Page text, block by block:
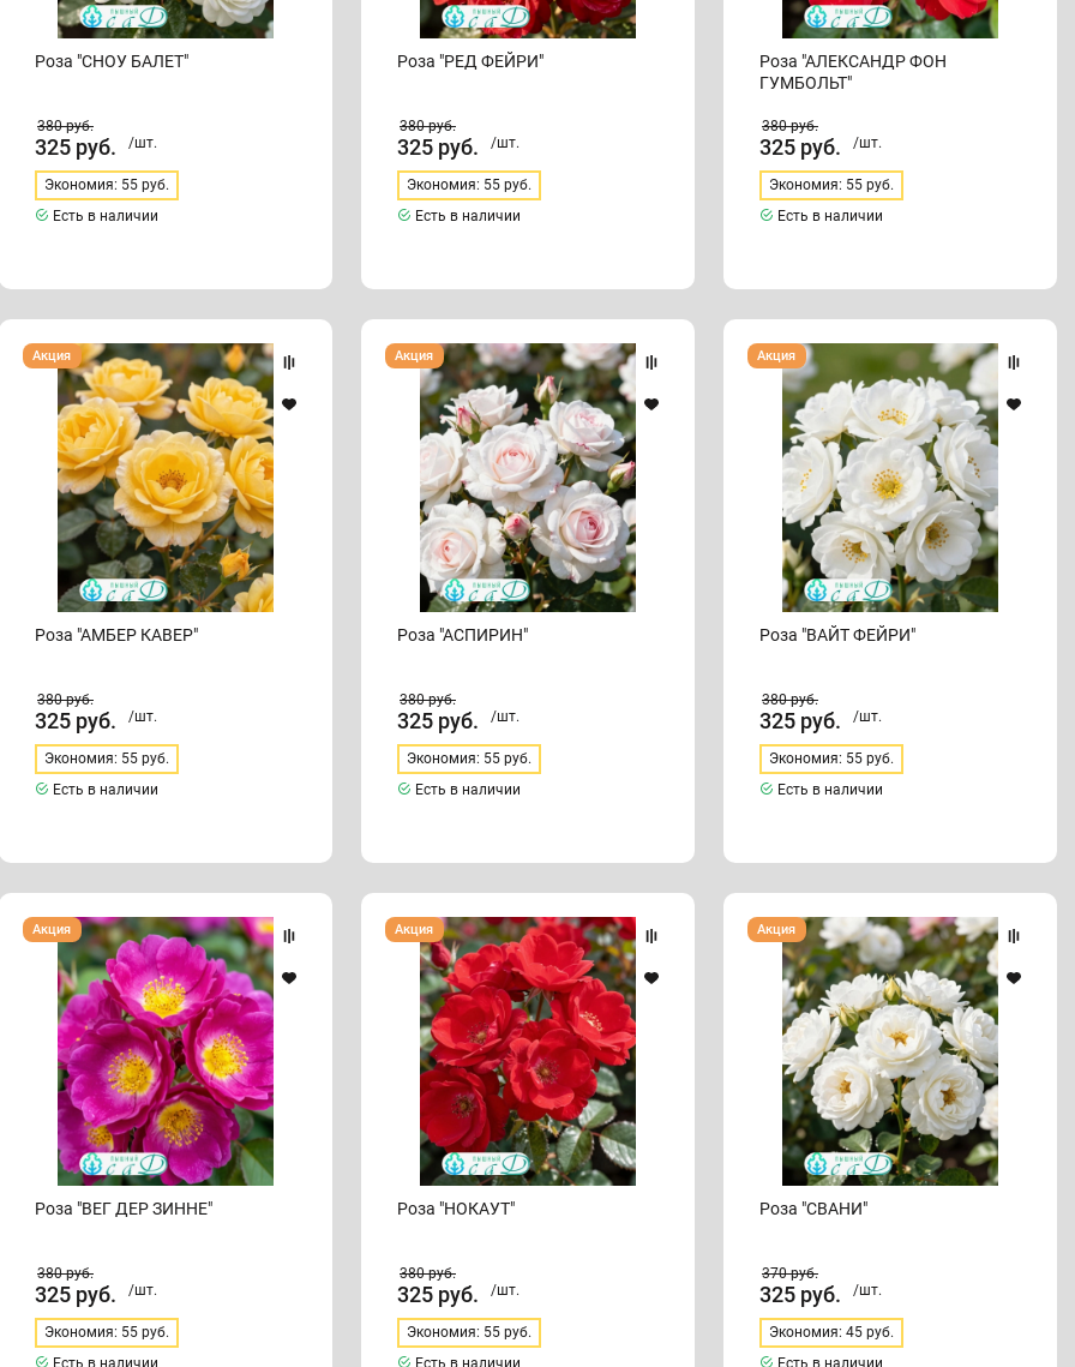
Роза "СНОУ БАЛЕТ"
380руб.
325 руб. /шт.
Экономия: 55 руб.
Есть в наличии
Роза "РЕД ФЕЙРИ"
380руб.
325 руб. /шт.
Экономия: 55 руб.
Есть в наличии
Роза "АЛЕКСАНДР ФОН
ГУМБОЛЬТ"
380руб.
325 руб. /шт.
Экономия: 55 руб.
Есть в наличии
Роза
"АМБЕР
КАВЕР"
Роза "АМБЕР КАВЕР"
Акция
380руб.
325 руб. /шт.
Экономия: 55 руб.
Есть в наличии
Роза
"АСПИРИН"
Роза "АСПИРИН"
Акция
380руб.
325 руб. /шт.
Экономия: 55 руб.
Есть в наличии
Роза
"ВАЙТ
ФЕЙРИ"
Роза "ВАЙТ ФЕЙРИ"
Акция
380руб.
325 руб. /шт.
Экономия: 55 руб.
Есть в наличии
Роза
"ВЕГ
ЗИННЕ"
Роза "ВЕГ ДЕР ЗИННЕ"
Акция
380руб.
325 руб. /шт.
Экономия: 55 руб.
Есть в наличии
Роза
"НОКАУТ"
Роза "НОКАУТ"
Акция
380руб.
325 руб. /шт.
Экономия: 55 руб.
Есть в наличии
Роза
"СВАНИ"
Роза "СВАНИ"
Акция
370руб.
325 руб. /шт.
Экономия: 45 руб.
Есть в наличии